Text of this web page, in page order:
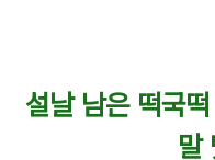
설날 남은 떡국
말